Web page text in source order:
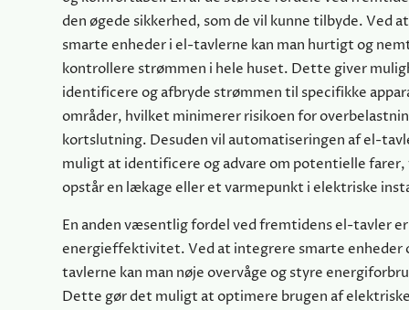
den øgede sikkerhed, som de vil kunne tilbyde. Ved
smarte enheder i el-tavlerne kan man hurtigt og
kontrollere strømmen i hele huset. Dette giver
identificere og afbryde strømmen til specifikke
områder, hvilket minimerer risikoen for
kortslutning. Desuden vil automatiseringen af el-
muligt at identificere og advare om potentielle farer,
opstår en lækage eller et varmepunkt i elektriske
En anden væsentlig fordel ved fremtidens el-tavler
energieffektivitet. Ved at integrere smarte enheder
tavlerne kan man nøje overvåge og styre
Dette gør det muligt at optimere brugen af